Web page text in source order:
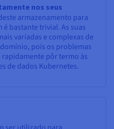
nos seus
armazenamento para
bastante trivial. As suas
variadas e complexas de
pois os problemas
pôr termo às
de dados Kubernetes.